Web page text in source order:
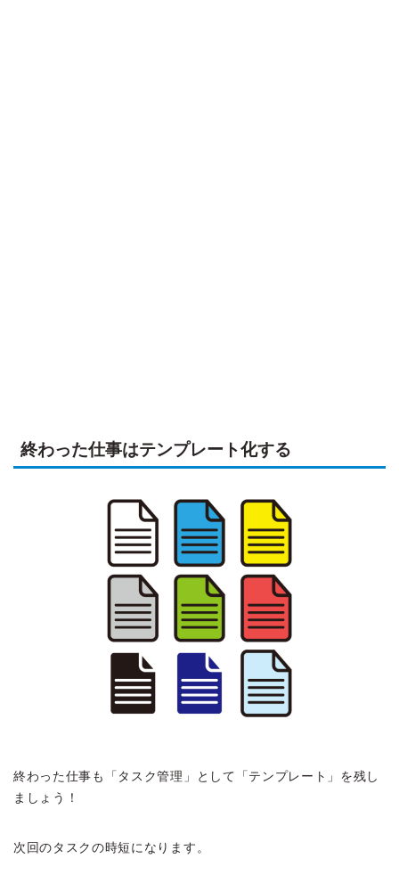
終わった仕事はテンプレート化する
終わった仕事も「タスク管理」として「テンプレート」を残し
ましょう！
次回のタスクの時短になります。